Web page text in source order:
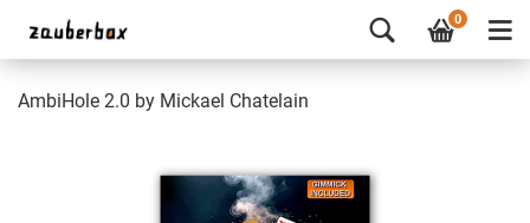
0
AmbiHole 2.0 by Mickael Chatelain